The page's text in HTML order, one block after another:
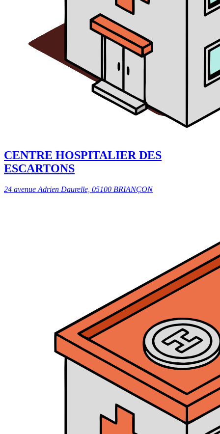
CENTRE HOSPITALIER DES
ESCARTONS
24 avenue Adrien Daurelle, 05100 BRIANÇON